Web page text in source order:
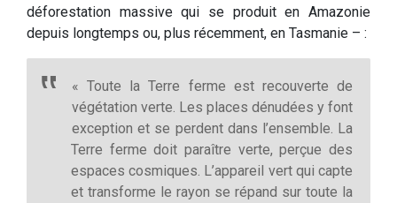
déforestation massive qui se produit en Amazonie
depuis longtemps ou, plus récemment, en Tasmanie – :
« Toute la Terre ferme est recouverte de
végétation verte. Les places dénudées y font
exception et se perdent dans l’ensemble. La
Terre ferme doit paraître verte, perçue des
espaces cosmiques. L’appareil vert qui capte
et transforme le rayon se répand sur toute la